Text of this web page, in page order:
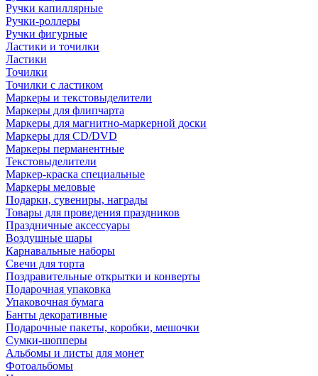
Ручки капиллярные
Ручки-роллеры
Ручки фигурные
Ластики и точилки
Ластики
Точилки
Точилки с ластиком
Маркеры и текстовыделители
Маркеры для флипчарта
Маркеры для магнитно-маркерной доски
Маркеры для CD/DVD
Маркеры перманентные
Текстовыделители
Маркер-краска специальные
Маркеры меловые
Подарки, сувениры, награды
Товары для проведения праздников
Праздничные аксессуары
Воздушные шары
Карнавальные наборы
Свечи для торта
Поздравительные открытки и конверты
Подарочная упаковка
Упаковочная бумага
Банты декоративные
Подарочные пакеты, коробки, мешочки
Сумки-шопперы
Альбомы и листы для монет
Фотоальбомы